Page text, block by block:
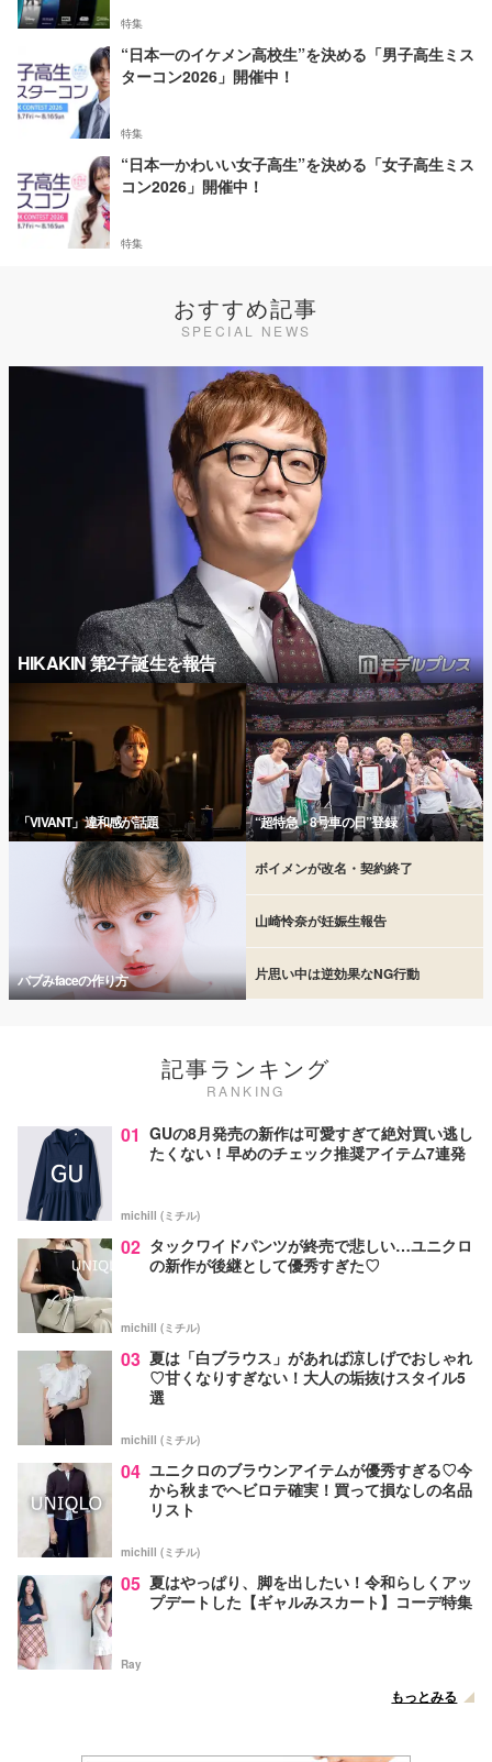
特集
“日本一のイケメン高校生”を決める「男子高生ミス
ターコン2026」開催中！
特集
“日本一かわいい女子高生”を決める「女子高生ミス
コン2026」開催中！
特集
おすすめ記事
SPECIAL NEWS
HIKAKIN 第2子誕生を報告
「VIVANT」違和感が話題 “超特急・8号車の日”登録
バブみfaceの作り方
ボイメンが改名・契約終了
山崎怜奈が妊娠生報告
片思い中は逆効果なNG行動
記事ランキング
RANKING
01 GUの8月発売の新作は可愛すぎて絶対買い逃し
たくない！早めのチェック推奨アイテム7連発
michill (ミチル)
02 タックワイドパンツが終売で悲しい…ユニクロ
の新作が後継として優秀すぎた♡
michill (ミチル)
03 夏は「白ブラウス」があれば涼しげでおしゃれ
♡甘くなりすぎない！大人の垢抜けスタイル5
選
michill (ミチル)
04 ユニクロのブラウンアイテムが優秀すぎる♡今
から秋までヘビロテ確実！買って損なしの名品
リスト
michill (ミチル)
05 夏はやっぱり、脚を出したい！令和らしくアッ
プデートした【ギャルみスカート】コーデ特集
Ray
もっとみる